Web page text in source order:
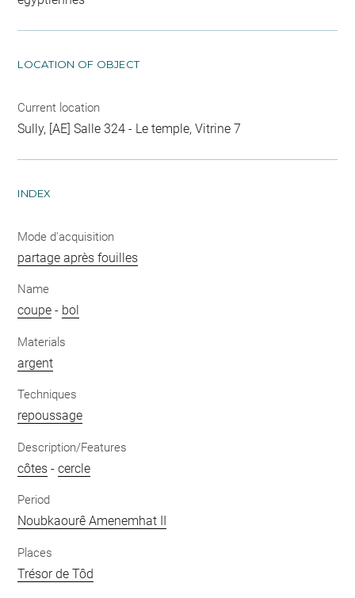
LOCATION OF OBJECT
Current location
Sully, [AE] Salle 324 - Le temple, Vitrine 7
INDEX
Mode d'acquisition
partage après fouilles
Name
coupe - bol
Materials
argent
Techniques
repoussage
Description/Features
côtes -cercle
Period
Noubkaourê Amenemhat II
Places
Trésor de Tôd